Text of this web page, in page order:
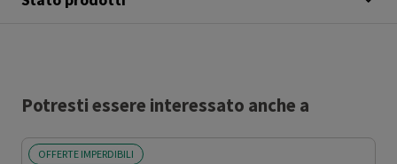
Potresti essere interessato anche a
OFFERTE IMPERDIBILI